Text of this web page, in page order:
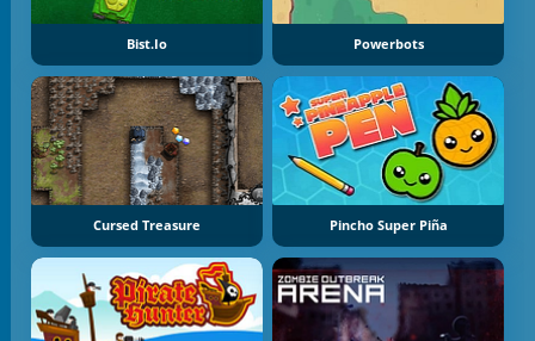
Bist.io Powerbots
Cursed Treasure Pincho Super Piña